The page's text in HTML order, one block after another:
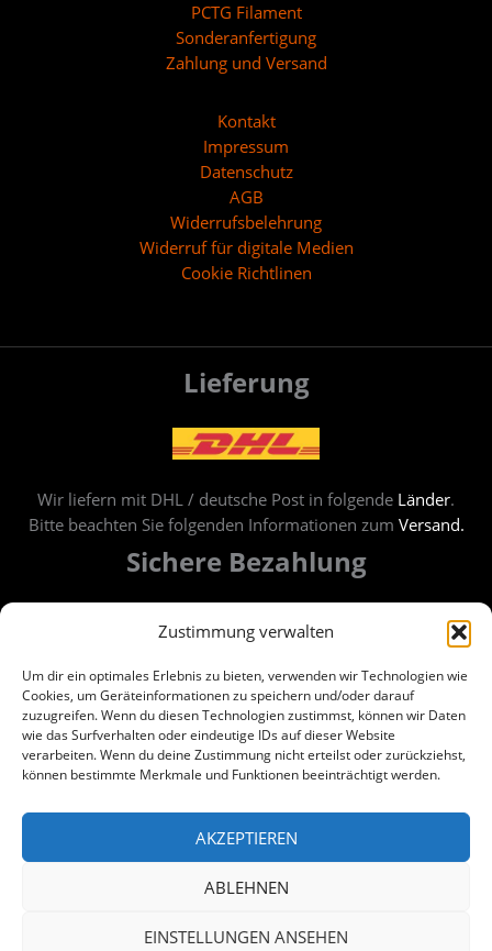
Zustimmung verwalten
Um dir ein optimales Erlebnis zu bieten, verwenden wir Technologien wie
Cookies, um Geräteinformationen zu speichern und/oder darauf
zuzugreifen. Wenn du diesen Technologien zustimmst, können wir Daten
wie das Surfverhalten oder eindeutige IDs auf dieser Website
verarbeiten. Wenn du deine Zustimmung nicht erteilst oder zurückziehst,
können bestimmte Merkmale und Funktionen beeinträchtigt werden.
AKZEPTIEREN
ABLEHNEN
EINSTELLUNGEN ANSEHEN
PCTG Filament
Sonderanfertigung
Zahlung und Versand
Kontakt
Impressum
Datenschutz
AGB
Widerrufsbelehrung
Widerruf für digitale Medien
Cookie Richtlinen
Lieferung
Wir liefern mit DHL / deutsche Post in folgende Länder.
Bitte beachten Sie folgenden Informationen zum Versand.
Sichere Bezahlung
Wir sind Kunde beim Grünen Punkt und gehen damit
Verpackungsgesetz nach.